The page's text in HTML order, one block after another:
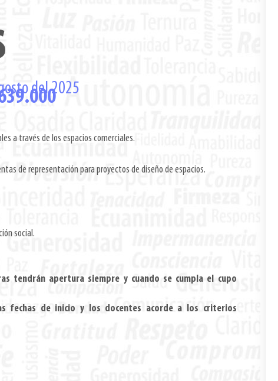
del 2025
a través de los espacios comerciales.
de representación para proyectos de diseño de espacios.
social.
tendrán apertura siempre y cuando se cumpla el cupo
fechas de inicio y los docentes acorde a los criterios